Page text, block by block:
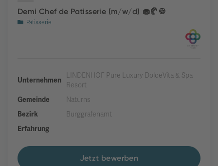
Demi Chef de Patisserie (m/w/d) 🧁🥐🍪
Patisserie
Unternehmen
LINDENHOF Pure Luxury DolceVita & Spa
Resort
Gemeinde
Naturns
Bezirk
Burggrafenamt
Erfahrung
Jetzt bewerben